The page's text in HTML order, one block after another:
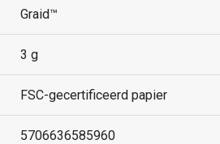
Graid™
3 g
FSC-gecertificeerd papier
5706636585960